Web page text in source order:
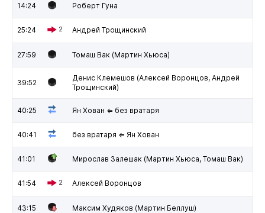
14:24 Роберт Гуна
25:24 2 Андрей Трощинский
27:59 Томаш Вак (Мартин Хьюса)
39:52
Денис Клемешов (Алексей Воронцов, Андрей
Трощинский)
40:25 Ян Хован ⇐ без вратаря
40:41 без вратаря ⇐ Ян Хован
41:01 Мирослав Залешак (Мартин Хьюса, Томаш Вак)
41:54 2 Алексей Воронцов
43:15 Максим Худяков (Мартин Беллуш)